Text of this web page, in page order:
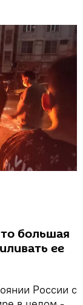
большая
ее
России с